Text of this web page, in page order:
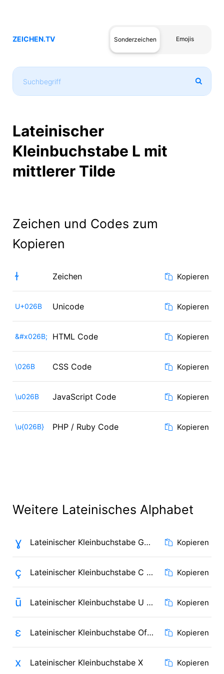
ZEICHEN.TV Sonderzeichen Emojis
Lateinischer
Kleinbuchstabe L mit
mittlerer Tilde
Zeichen und Codes zum
Kopieren
ɫ Zeichen Kopieren
U+026B Unicode Kopieren
&#x026B; HTML Code Kopieren
\026B CSS Code Kopieren
\u026B JavaScript Code Kopieren
\u{026B} PHP / Ruby Code Kopieren
Weitere Lateinisches Alphabet
ɣ Lateinischer Kleinbuchstabe Gamma Kopieren
ç Lateinischer Kleinbuchstabe C mit Häkchen Kopieren
ū Lateinischer Kleinbuchstabe U mit Makron Kopieren
ɛ Lateinischer Kleinbuchstabe Offenes E Kopieren
x Lateinischer Kleinbuchstabe X Kopieren